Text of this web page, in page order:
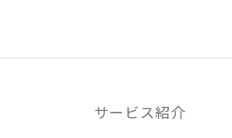
サービス紹介